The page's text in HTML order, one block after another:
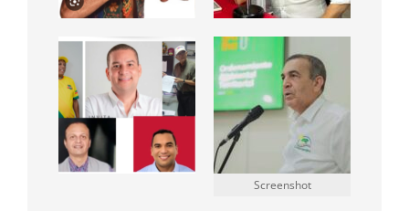
Screenshot